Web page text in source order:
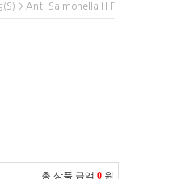
(S) > Anti-Salmonella H F
총 상품 금액 0 원